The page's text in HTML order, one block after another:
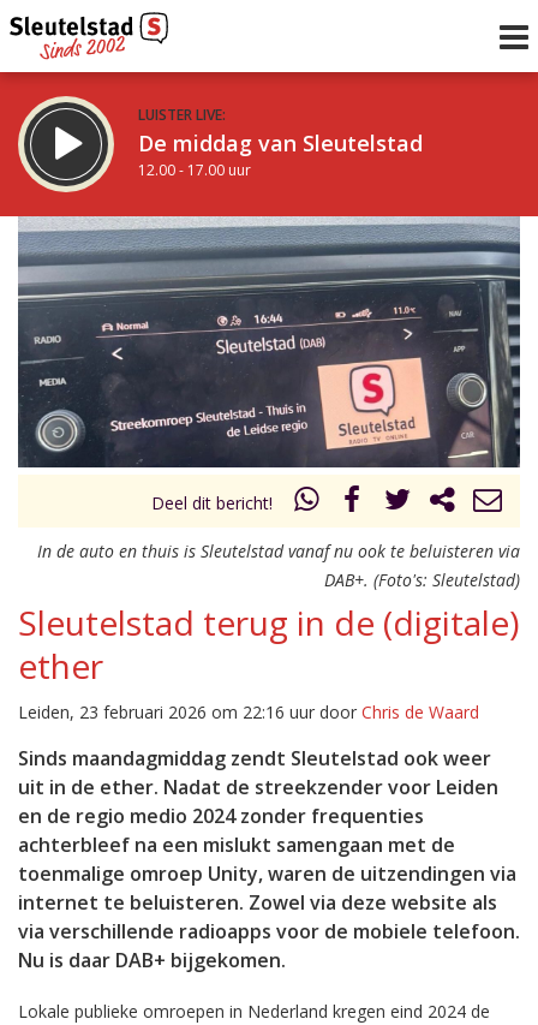
LUISTER LIVE:
De middag van Sleutelstad
12.00 - 17.00 uur
STRAKS:
Sleutelstad 30
17.00 - 19.00 uur
Vorig uur
uur 1 van 0 Volgend uur
Deel dit bericht!
In de auto en thuis is Sleutelstad vanaf nu ook te beluisteren via
DAB+. (Foto's: Sleutelstad)
Sleutelstad terug in de (digitale)
ether
Leiden, 23 februari 2026 om 22:16 uur door Chris de Waard
Sinds maandagmiddag zendt Sleutelstad ook weer
uit in de ether. Nadat de streekzender voor Leiden
en de regio medio 2024 zonder frequenties
achterbleef na een mislukt samengaan met de
toenmalige omroep Unity, waren de uitzendingen via
internet te beluisteren. Zowel via deze website als
via verschillende radioapps voor de mobiele telefoon.
Nu is daar DAB+ bijgekomen.
Lokale publieke omroepen in Nederland kregen eind 2024 de